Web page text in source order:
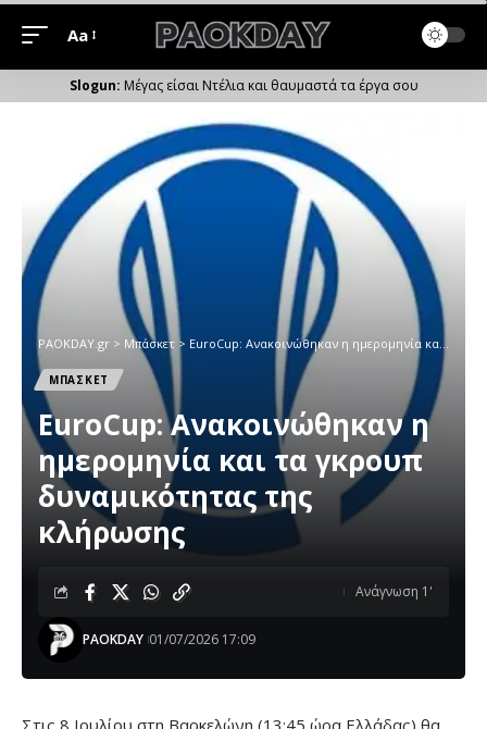
Μέγεθος
Γραμματοσειράς
Aa
Μέγας είσαι Ντέλια και θαυμαστά τα έργα σου
PAOKDAY.gr > Μπάσκετ > EuroCup: Ανακοινώθηκαν η ημερομηνία και τα γκρουπ δυναμικότητας της κλήρωσης
ΜΠΑΣΚΕΤ
EuroCup: Ανακοινώθηκαν η
ημερομηνία και τα γκρουπ
δυναμικότητας της
κλήρωσης
PAOKDAY 01/07/2026 17:09
Ανάγνωση 1'
Στις 8 Ιουλίου στη Βαρκελώνη (13:45 ώρα Ελλάδας) θα